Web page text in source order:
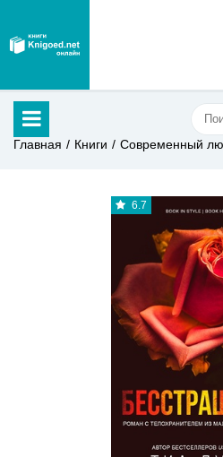
Главная Книги Современный
6.7